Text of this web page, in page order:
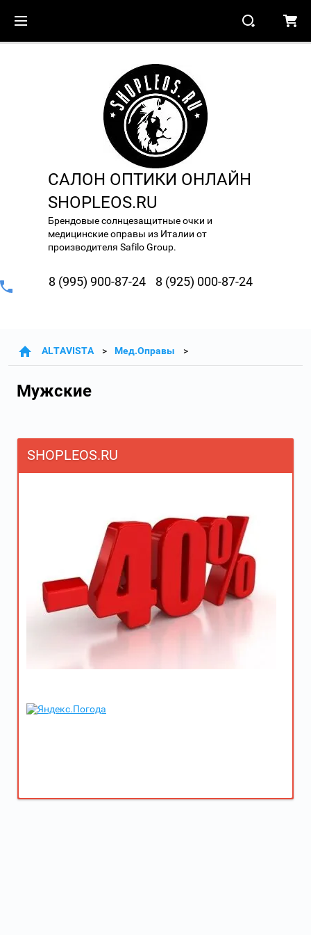
САЛОН ОПТИКИ ОНЛАЙН
SHOPLEOS.RU
Брендовые солнцезащитные очки и
медицинские оправы из Италии от
производителя Safilo Group.
8 (995) 900-87-24 8 (925) 000-87-24
ALTAVISTA Мед.Оправы
Мужские
SHOPLEOS.RU